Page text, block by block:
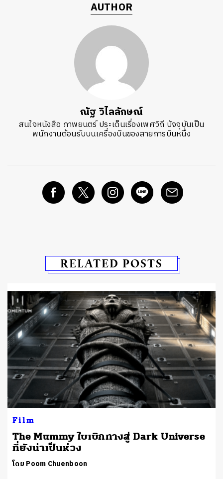
AUTHOR
ณัฐ วิไลลักษณ์
สนใจหนังสือ ภาพยนตร์ ประเด็นเรื่องเพศวิถี ปัจจุบันเป็น
พนักงานต้อนรับบนเครื่องบินของสายการบินหนึ่ง
RELATED POSTS
Film
The Mummy ใบเบิกทางสู่ Dark Universe
ที่ยังน่าเป็นห่วง
โดย Poom Chuenboon